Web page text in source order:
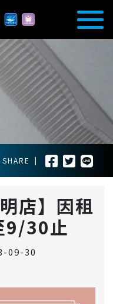
SHARE |
店】因租
9/30止
09-30